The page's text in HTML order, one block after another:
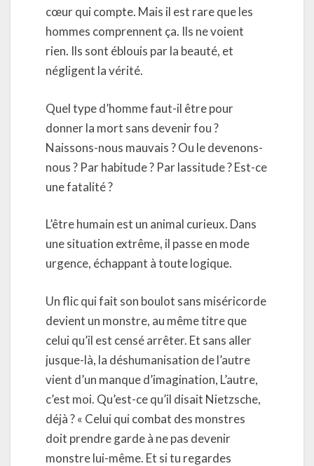
cœur qui compte. Mais il est rare que les
hommes comprennent ça. Ils ne voient
rien. Ils sont éblouis par la beauté, et
négligent la vérité.
Quel type d’homme faut-il être pour
donner la mort sans devenir fou ?
Naissons-nous mauvais ? Ou le devenons-
nous ? Par habitude ? Par lassitude ? Est-ce
une fatalité ?
L’être humain est un animal curieux. Dans
une situation extrême, il passe en mode
urgence, échappant à toute logique.
Un flic qui fait son boulot sans miséricorde
devient un monstre, au même titre que
celui qu’il est censé arrêter. Et sans aller
jusque-là, la déshumanisation de l’autre
vient d’un manque d’imagination, L’autre,
c’est moi. Qu’est-ce qu’il disait Nietzsche,
déjà ? « Celui qui combat des monstres
doit prendre garde à ne pas devenir
monstre lui-même. Et si tu regardes